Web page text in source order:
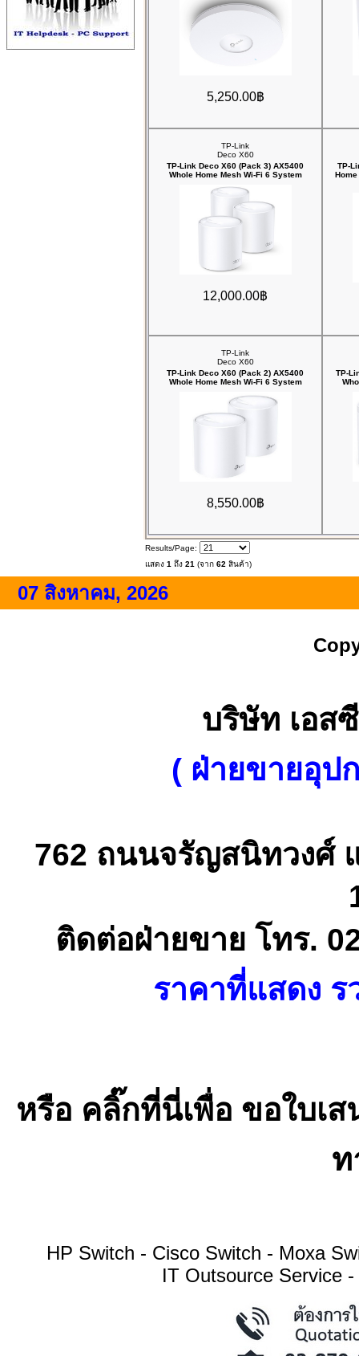
5,250.00฿
TP-Link
Deco X60
TP-Link Deco X60 (Pack 3) AX5400
Whole Home Mesh Wi-Fi 6 System
12,000.00฿
TP-
TP-Link
Deco X60
TP-Link Deco X60 (Pack 2) AX5400
Whole Home Mesh Wi-Fi 6 System
8,550.00฿
TP-
Results/Page:
แสดง 1 ถึง 21 (จาก 62 สินค้า)
07 สิงหาคม, 2026
บริษัท เอส
( ฝ่ายขายอุป
762 ถนนจรัญสนิทวงศ์
ติดต่อฝ่ายขาย โทร.
ราคาที่แสดง
หรือ คลิ๊กที่นี่เพื่อ ขอใบเ
ท
HP Switch - Cisco Switch - Moxa
IT Outsource Service